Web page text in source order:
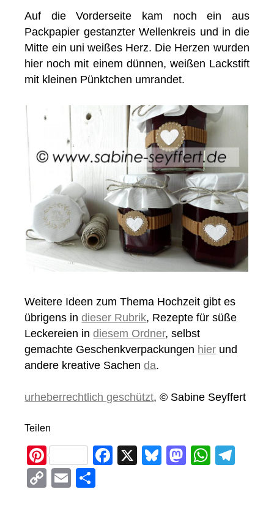
Auf die Vorderseite kam noch ein aus
Packpapier gestanzter Wellenkreis und in die
Mitte ein uni weißes Herz. Die Herzen wurden
hier noch mit einem dünnen, weißen Lackstift
mit kleinen Pünktchen umrandet.
Weitere Ideen zum Thema Hochzeit gibt es
übrigens indieser Rubrik, Rezepte für süße
Leckereien indiesem Ordner, selbst
gemachte Geschenkverpackungen hier und
andere kreative Sachenda.
urheberrechtlich geschützt, © Sabine Seyffert
Teilen
Pi
nt
er
F
X
Bl
M
W
C
E